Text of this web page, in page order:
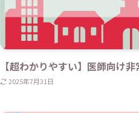
【超わかりやすい】医師向け
2025年7月31日